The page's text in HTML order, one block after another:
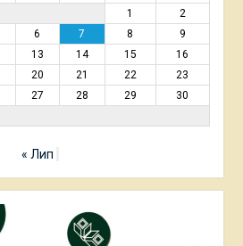
1
2
6 7 8
9
13 14 15
16
20 21 22
23
27 28 29
30
« Лип